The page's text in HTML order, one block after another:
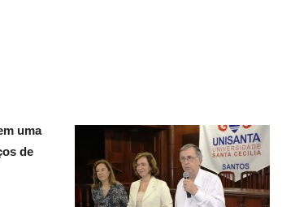
uma
de